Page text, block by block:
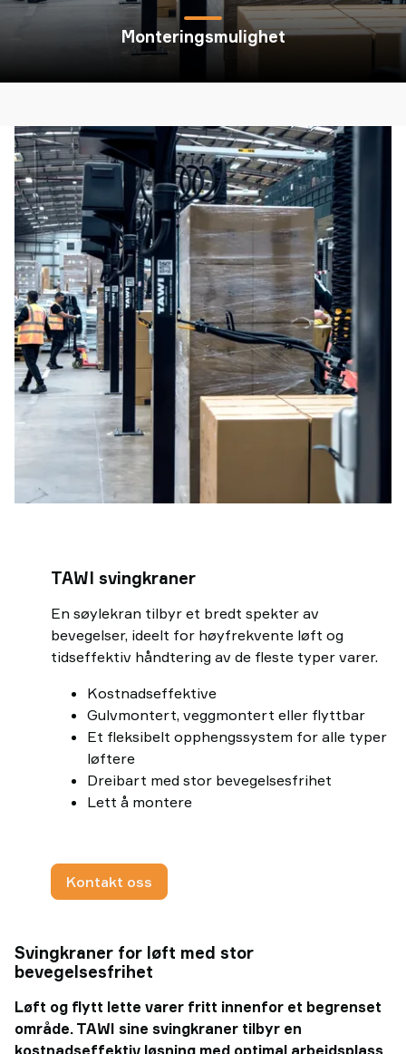
Monteringsmulighet
TAWI svingkraner
En søylekran tilbyr et bredt spekter av
bevegelser, ideelt for høyfrekvente løft og
tidseffektiv håndtering av de fleste typer varer.
Kostnadseffektive
Gulvmontert, veggmontert eller flyttbar
Et fleksibelt opphengssystem for alle typer
løftere
Dreibart med stor bevegelsesfrihet
Lett å montere
Kontakt oss
Svingkraner for løft med stor
bevegelsesfrihet
Løft og flytt lette varer fritt innenfor et begrenset
område. TAWI sine svingkraner tilbyr en
kostnadseffektiv løsning med optimal arbeidsplass